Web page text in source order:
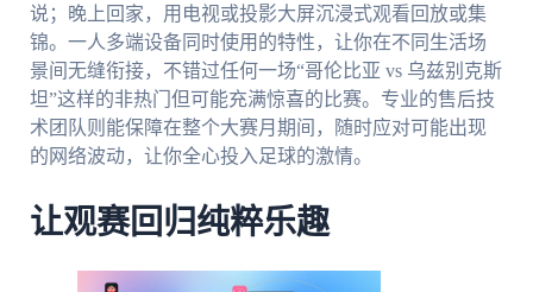
说；晚上回家，用电视或投影大屏沉浸式观看回放或集
锦。一人多端设备同时使用的特性，让你在不同生活场
景间无缝衔接，不错过任何一场“哥伦比亚 vs 乌兹别克斯
坦”这样的非热门但可能充满惊喜的比赛。专业的售后技
术团队则能保障在整个大赛月期间，随时应对可能出现
的网络波动，让你全心投入足球的激情。
让观赛回归纯粹乐趣